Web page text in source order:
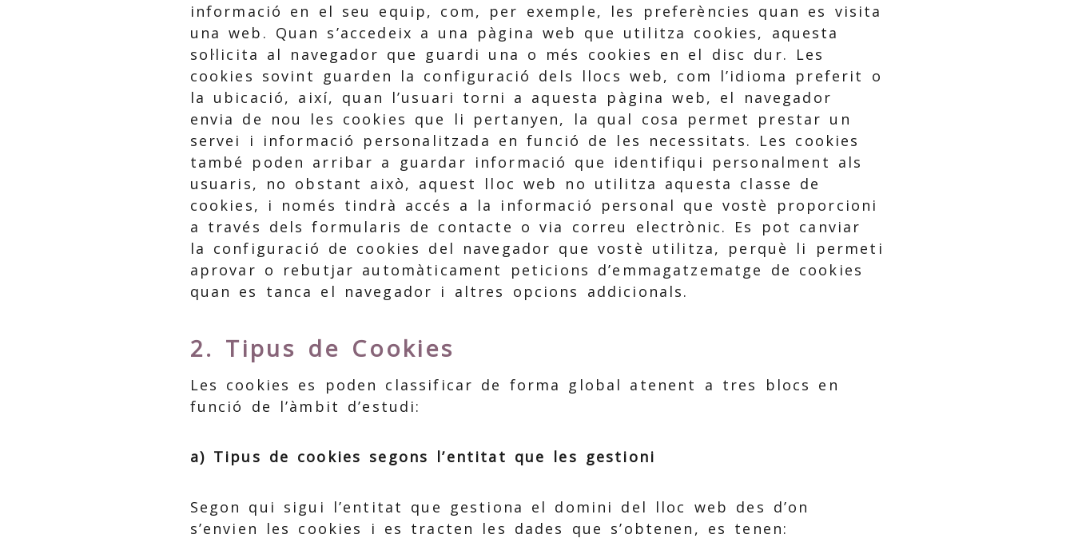
informació en el seu equip, com, per exemple, les preferències quan es visita
una web. Quan s’accedeix a una pàgina web que utilitza cookies, aquesta
sol·licita al navegador que guardi una o més cookies en el disc dur. Les
cookies sovint guarden la configuració dels llocs web, com l’idioma preferit o
la ubicació, així, quan l’usuari torni a aquesta pàgina web, el navegador
envia de nou les cookies que li pertanyen, la qual cosa permet prestar un
servei i informació personalitzada en funció de les necessitats. Les cookies
també poden arribar a guardar informació que identifiqui personalment als
usuaris, no obstant això, aquest lloc web no utilitza aquesta classe de
cookies, i només tindrà accés a la informació personal que vostè proporcioni
a través dels formularis de contacte o via correu electrònic. Es pot canviar
la configuració de cookies del navegador que vostè utilitza, perquè li permeti
aprovar o rebutjar automàticament peticions d’emmagatzematge de cookies
quan es tanca el navegador i altres opcions addicionals.
2. Tipus de Cookies
Les cookies es poden classificar de forma global atenent a tres blocs en
funció de l’àmbit d’estudi:
a) Tipus de cookies segons l’entitat que les gestioni
Segon qui sigui l’entitat que gestiona el domini del lloc web des d’on
s’envien les cookies i es tracten les dades que s’obtenen, es tenen: